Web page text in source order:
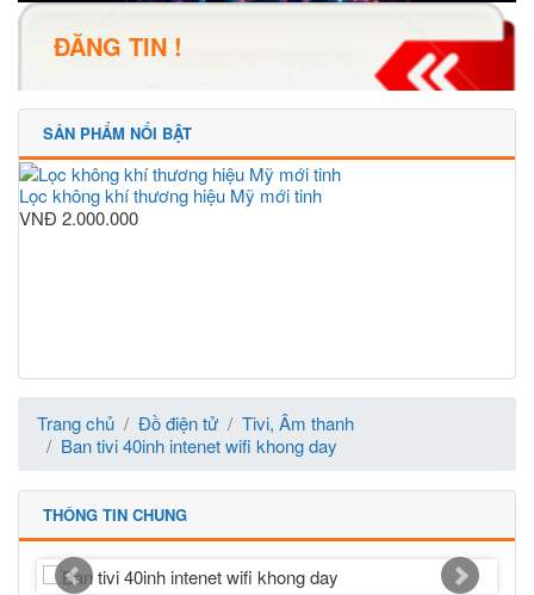
ĐĂNG TIN !
SẢN PHẨM NỔI BẬT
Lọc không khí thương hiệu Mỹ mới tinh
VNĐ 2.000.000
Trang chủ Đồ điện tử
Tivi, Âm thanh
Ban tivi 40inh intenet wifi khong day
THÔNG TIN CHUNG